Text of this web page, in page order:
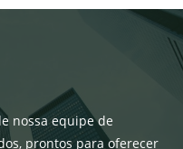
nossa equipe de
prontos para oferecer